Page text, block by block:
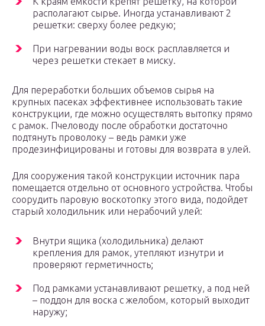
располагают сырье. Иногда устанавливают 2
решетки: сверху более редкую;
При нагревании воды воск расплавляется и
через решетки стекает в миску.
Для переработки больших объемов сырья на
крупных пасеках эффективнее использовать такие
конструкции, где можно осуществлять вытопку прямо
с рамок. Пчеловоду после обработки достаточно
подтянуть проволоку – ведь рамки уже
продезинфицированы и готовы для возврата в улей.
Для сооружения такой конструкции источник пара
помещается отдельно от основного устройства. Чтобы
соорудить паровую воскотопку этого вида, подойдет
старый холодильник или нерабочий улей:
Внутри ящика (холодильника) делают
крепления для рамок, утепляют изнутри и
проверяют герметичность;
Под рамками устанавливают решетку, а под ней
– поддон для воска с желобом, который выходит
наружу;